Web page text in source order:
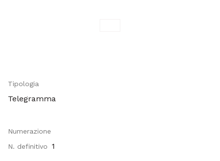
Tipologia
Telegramma
Numerazione
N. definitivo
1